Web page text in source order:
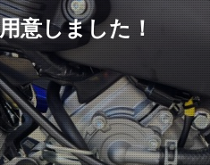
意しました！